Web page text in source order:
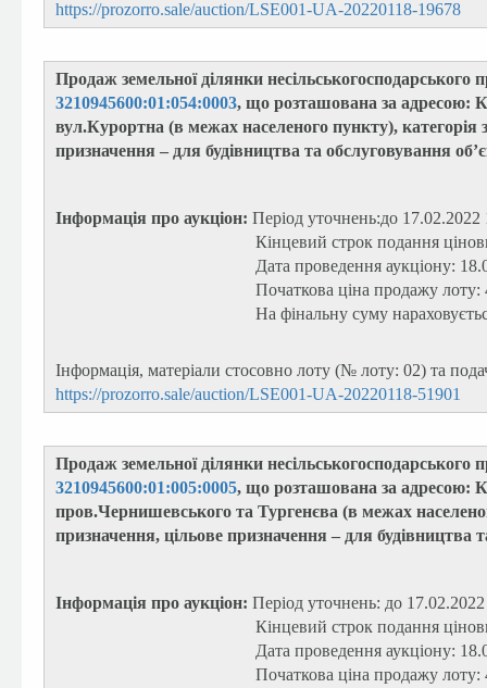
https://prozorro.sale/auction/LSE001-UA-20220118-19678
Продаж земельної ділянки
3210945600:01:054:0003, що розташована за адресою:
вул.Курортна (в межах населеного пункту), категорія
призначення – для будівництва та обслуговування
Інформація про аукціон: Період уточнень:до 17.02.2022
Кінцевий строк подання
Дата проведення аукціону:
Початкова ціна продажу
На фінальну суму
Інформація, матеріали стосовно лоту (№ лоту: 02) та
https://prozorro.sale/auction/LSE001-UA-20220118-51901
Продаж земельної ділянки
3210945600:01:005:0005, що розташована за адресою:
пров.Чернишевського та Тургенєва (в межах
призначення, цільове призначення – для будівництва
Інформація про аукціон: Період уточнень: до
Кінцевий строк подання
Дата проведення аукціону:
Початкова ціна продажу